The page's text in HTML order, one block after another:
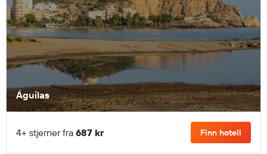
Águilas
4+ stjerner fra 687 kr Finn hotell